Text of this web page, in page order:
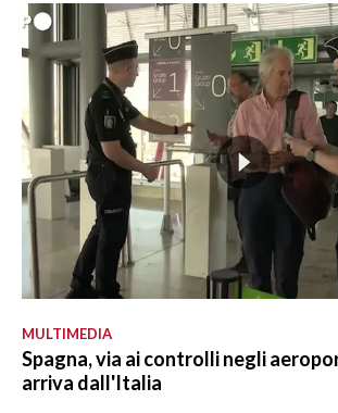
MULTIMEDIA
Spagna, via ai controlli negli
arriva dall'Italia